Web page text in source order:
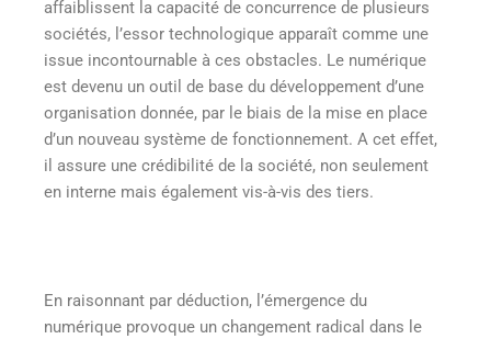
affaiblissent la capacité de concurrence de plusieurs
sociétés, l’essor technologique apparaît comme une
issue incontournable à ces obstacles. Le numérique
est devenu un outil de base du développement d’une
organisation donnée, par le biais de la mise en place
d’un nouveau système de fonctionnement. A cet effet,
il assure une crédibilité de la société, non seulement
en interne mais également vis-à-vis des tiers.
En raisonnant par déduction, l’émergence du
numérique provoque un changement radical dans le